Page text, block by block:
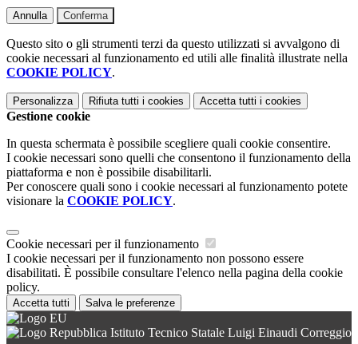
Annulla Conferma
Questo sito o gli strumenti terzi da questo utilizzati si avvalgono di
cookie necessari al funzionamento ed utili alle finalità illustrate nella
COOKIE POLICY.
Personalizza Rifiuta tutti i cookies Accetta tutti i cookies
Gestione cookie
In questa schermata è possibile scegliere quali cookie consentire.
I cookie necessari sono quelli che consentono il funzionamento della
piattaforma e non è possibile disabilitarli.
Per conoscere quali sono i cookie necessari al funzionamento potete
visionare la COOKIE POLICY.
Cookie necessari per il funzionamento
I cookie necessari per il funzionamento non possono essere
disabilitati. È possibile consultare l'elenco nella pagina della cookie
policy.
Accetta tutti Salva le preferenze
Istituto Tecnico Statale Luigi Einaudi Correggio